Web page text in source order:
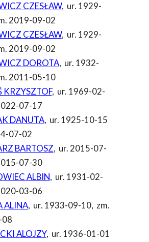
CZESŁAW, ur. 1929-
2019-09-02
CZESŁAW, ur. 1929-
2019-09-02
DOROTA, ur. 1932-
2011-05-10
KRZYSZTOF, ur. 1969-02-
07-17
DANUTA, ur. 1925-10-15
07-02
BARTOSZ, ur. 2015-07-
07-30
ALBIN, ur. 1931-02-
03-06
ALINA, ur. 1933-09-10, zm.
ALOJZY, ur. 1936-01-01